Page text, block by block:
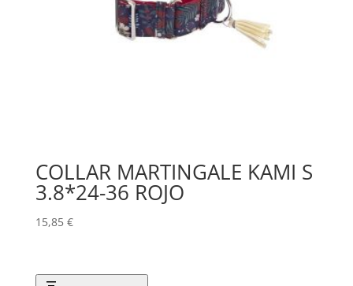
COLLAR MARTINGALE KAMI S
3.8*24-36 ROJO
15,85 €